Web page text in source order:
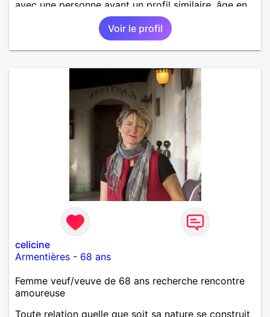
avec une personne ayant un profil similaire, âge en
rapport et proche si possible Je déteste le
mensonge et l hypocrisie ainsi que les conflits. J
aime les balades, les villages aux vieilles pierres,
restaurants, musique, mer, montagne, cuisiner et
humour et le dialogue qui est la base d une bonne
Voir le profil
celicine
Armentières - 68 ans
Femme veuf/veuve de 68 ans recherche rencontre
amoureuse
Toute relation quelle que soit sa nature se construit